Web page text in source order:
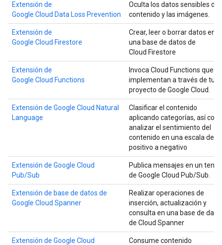
Extensión de
Google Cloud Data Loss Prevention
Oculta los datos sensibles del
contenido y las imágenes.
Extensión de
Google Cloud Firestore
Crear, leer o borrar datos en
una base de datos de
Cloud Firestore
Extensión de
Google Cloud Functions
Invoca Cloud Functions que se
implementan a través de tu
proyecto de Google Cloud.
Extensión de Google Cloud Natural
Language
Clasificar el contenido
aplicando categorías, así
analizar el sentimiento del
contenido en una escala de
positivo a negativo
Extensión de Google Cloud
Pub/Sub
Publica mensajes en un tema
de Google Cloud Pub/Sub.
Extensión de base de datos de
Google Cloud Spanner
Realizar operaciones de
inserción, actualización y
consulta en una base de
de Cloud Spanner
Extensión de Google Cloud
Consume contenido